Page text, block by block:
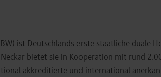
ist Deutschlands erste staatliche duale
bietet sie in Kooperation mit rund
akkreditierte und international